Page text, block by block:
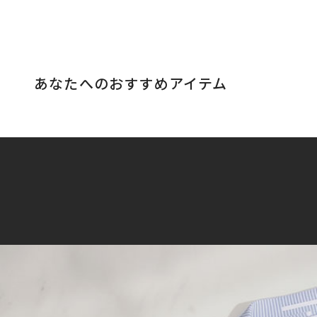
あなたへのおすすめアイテム